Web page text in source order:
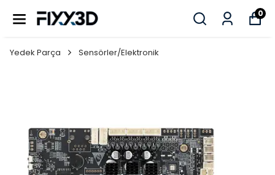
0
Yedek Parça Sensörler/Elektronik